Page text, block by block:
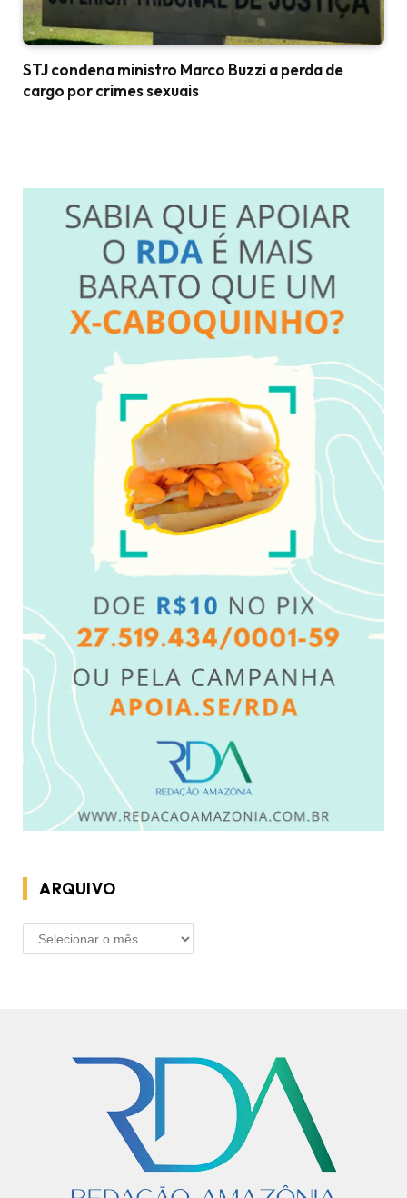
STJ condena ministro Marco Buzzi a perda de
cargo por crimes sexuais
ARQUIVO
ARQUIVO